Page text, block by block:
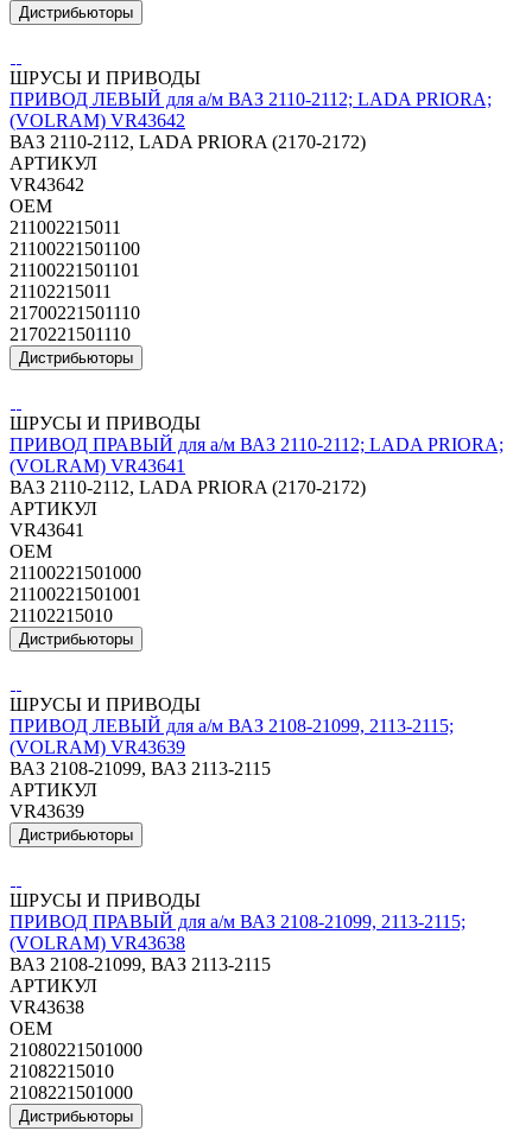
Дистрибьюторы
ШРУСЫ И ПРИВОДЫ
ПРИВОД ЛЕВЫЙ для а/м ВАЗ 2110-2112; LADA PRIORA;
(VOLRAM) VR43642
ВАЗ 2110-2112, LADA PRIORA (2170-2172)
АРТИКУЛ
VR43642
OEM
211002215011
21100221501100
21100221501101
21102215011
21700221501110
2170221501110
Дистрибьюторы
ШРУСЫ И ПРИВОДЫ
ПРИВОД ПРАВЫЙ для а/м ВАЗ 2110-2112; LADA PRIORA;
(VOLRAM) VR43641
ВАЗ 2110-2112, LADA PRIORA (2170-2172)
АРТИКУЛ
VR43641
OEM
21100221501000
21100221501001
21102215010
Дистрибьюторы
ШРУСЫ И ПРИВОДЫ
ПРИВОД ЛЕВЫЙ для а/м ВАЗ 2108-21099, 2113-2115;
(VOLRAM) VR43639
ВАЗ 2108-21099, ВАЗ 2113-2115
АРТИКУЛ
VR43639
Дистрибьюторы
ШРУСЫ И ПРИВОДЫ
ПРИВОД ПРАВЫЙ для а/м ВАЗ 2108-21099, 2113-2115;
(VOLRAM) VR43638
ВАЗ 2108-21099, ВАЗ 2113-2115
АРТИКУЛ
VR43638
OEM
21080221501000
21082215010
2108221501000
Дистрибьюторы